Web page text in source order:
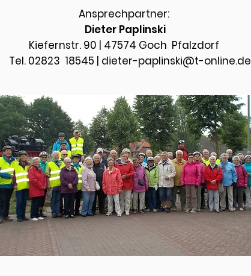
Ansprechpartner:
Dieter Paplinski
Kiefernstr. 90 | 47574 Goch Pfalzdorf
Tel. 02823 18545 | dieter-paplinski@t-online.de